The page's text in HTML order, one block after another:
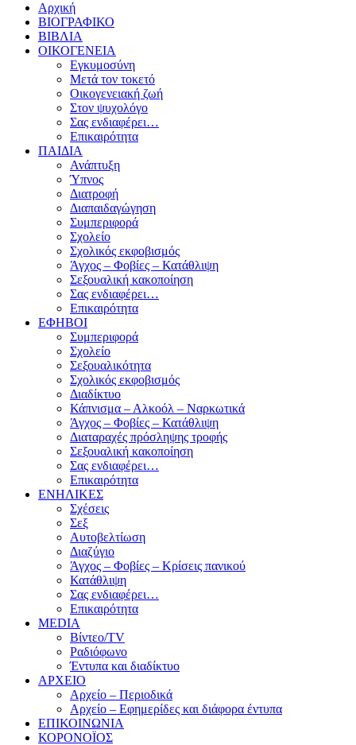
Αρχική
ΒΙΟΓΡΑΦΙΚΟ
ΒΙΒΛΙΑ
ΟΙΚΟΓΕΝΕΙΑ
Εγκυμοσύνη
Μετά τον τοκετό
Οικογενειακή ζωή
Στον ψυχολόγο
Σας ενδιαφέρει…
Επικαιρότητα
ΠΑΙΔΙΑ
Ανάπτυξη
Ύπνος
Διατροφή
Διαπαιδαγώγηση
Συμπεριφορά
Σχολείο
Σχολικός εκφοβισμός
Άγχος – Φοβίες – Κατάθλιψη
Σεξουαλική κακοποίηση
Σας ενδιαφέρει…
Επικαιρότητα
ΕΦΗΒΟΙ
Συμπεριφορά
Σχολείο
Σεξουαλικότητα
Σχολικός εκφοβισμός
Διαδίκτυο
Κάπνισμα – Αλκοόλ – Ναρκωτικά
Άγχος – Φοβίες – Κατάθλιψη
Διαταραχές πρόσληψης τροφής
Σεξουαλική κακοποίηση
Σας ενδιαφέρει…
Επικαιρότητα
ΕΝΗΛΙΚΕΣ
Σχέσεις
Σεξ
Αυτοβελτίωση
Διαζύγιο
Άγχος – Φοβίες – Κρίσεις πανικού
Κατάθλιψη
Σας ενδιαφέρει…
Επικαιρότητα
MEDIA
Βίντεο/TV
Ραδιόφωνο
Έντυπα και διαδίκτυο
ΑΡΧΕΙΟ
Αρχείο – Περιοδικά
Αρχείο – Εφημερίδες και διάφορα έντυπα
ΕΠΙΚΟΙΝΩΝΙΑ
ΚΟΡΟΝΟΪΟΣ